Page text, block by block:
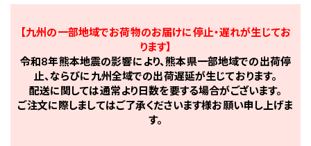
【九州の一部地域でお荷物のお届けに停止・遅れが生じてお
ります】
令和8年熊本地震の影響により、熊本県一部地域での出荷停
止、ならびに九州全域での出荷遅延が生じております。
配送に関しては通常より日数を要する場合がございます。
ご注文に際しましてはご了承くださいます様お願い申し上げま
す。